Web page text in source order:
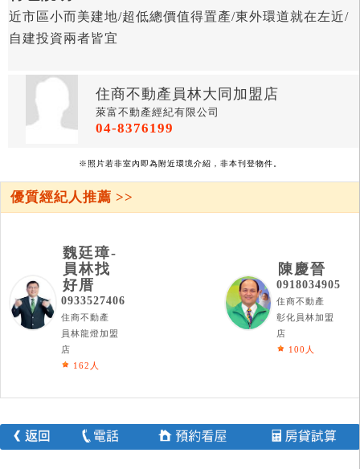
近市區小而美建地/超低總價值得置產/東外環道就在左近/
自建投資兩者皆宜
住商不動產員林大同加盟店
萊富不動產經紀有限公司
04-8376199
※照片若非室內即為附近環境介紹，非本刊登物件。
優質經紀人推薦 >>
魏廷璋-
員林找
好厝
0933527406
住商不動產
員林龍燈加盟
店
162人
陳慶晉
0918034905
住商不動產
彰化員林加盟
店
100人